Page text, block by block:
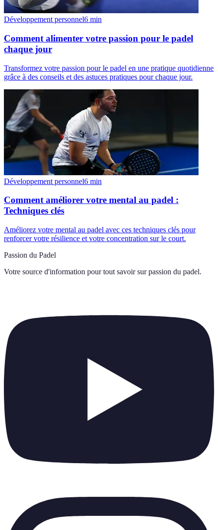
Développement personnel6 min
Comment alimenter votre passion pour le padel
chaque jour
Transformez votre passion pour le padel en une pratique quotidienne
grâce à des conseils et des astuces pratiques pour chaque jour.
Développement personnel6 min
Comment améliorer votre mental au padel :
Techniques clés
Améliorez votre mental au padel avec ces techniques clés pour
renforcer votre résilience et votre concentration sur le court.
Passion du Padel
Votre source d'information pour tout savoir sur passion du padel.